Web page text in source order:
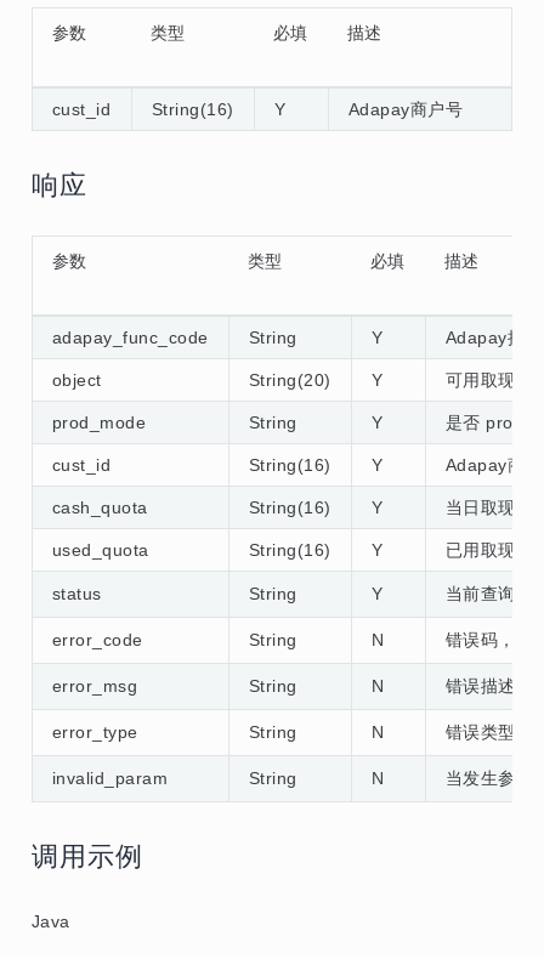
参数 类型 必填 描述
cust_id String(16) Y Adapay商户号
响应
参数 类型 必填 描述
adapay_func_code String Y Adapay接
object String(20) Y 可用取现额
prod_mode String Y 是否 prod
cust_id String(16) Y Adapay商
cash_quota String(16) Y 当日取现额
used_quota String(16) Y 已用取现额
status String Y 当前查询状
error_code String N 错误码，详
error_msg String N 错误描述，
error_type String N 错误类型，
invalid_param String N 当发生参数
调用示例
Java